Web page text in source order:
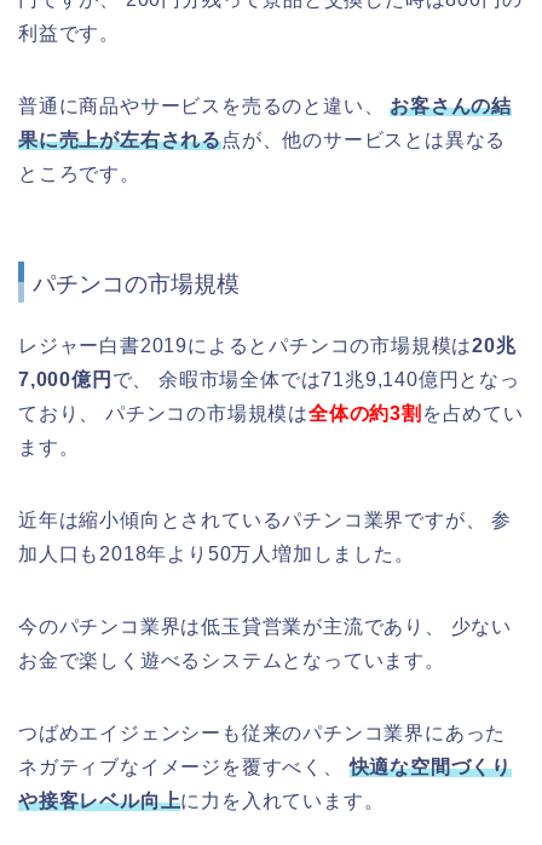
利益です。
普通に商品やサービスを売るのと違い、お客さんの結
果に売上が左右される点が、他のサービスとは異なる
ところです。
パチンコの市場規模
レジャー白書2019によるとパチンコの市場規模は20兆
7,000億円 で、 余暇市場全体では71兆9,140億円となっ
ており、 パチンコの市場規模は全体の約3割 を占めてい
ます。
近年は縮小傾向とされているパチンコ業界ですが、 参
加人口も2018年より50万人増加しました。
今のパチンコ業界は低玉貸営業が主流であり、 少ない
お金で楽しく遊べるシステムとなっています。
つばめエイジェンシーも従来のパチンコ業界にあった
ネガティブなイメージを覆すべく、快適な空間づくり
や接客レベル向上に力を入れています。